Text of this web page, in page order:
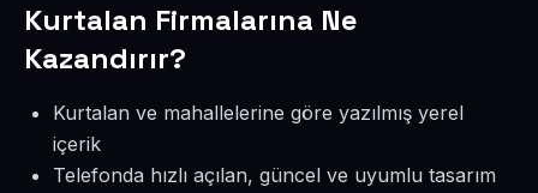
Kurtalan Firmalarına Ne
Kazandırır?
Kurtalan ve mahallelerine göre yazılmış yerel
içerik
Telefonda hızlı açılan, güncel ve uyumlu tasarım